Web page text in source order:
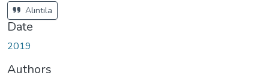
Alıntıla
Date
2019
Authors